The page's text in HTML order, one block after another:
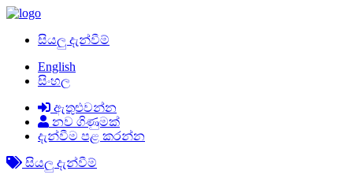
සියලු දැන්වීම්
English
සිංහල
ඇතුළුවන්න
නව ගිණුමක්
දැන්වීම පළ කරන්න
සියලු දැන්වීම්